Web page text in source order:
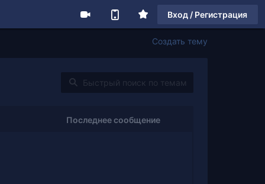
Вход / Регистрация
Создать тему
Последнее сообщение